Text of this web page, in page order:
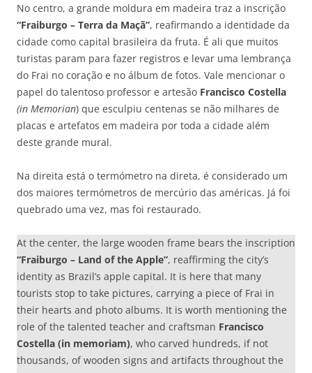
No centro, a grande moldura em madeira traz a inscrição
“Fraiburgo – Terra da Maçã”, reafirmando a identidade da
cidade como capital brasileira da fruta. É ali que muitos
turistas param para fazer registros e levar uma lembrança
do Frai no coração e no álbum de fotos. Vale mencionar o
papel do talentoso professor e artesão Francisco Costella
(in Memorian) que esculpiu centenas se não milhares de
placas e artefatos em madeira por toda a cidade além
deste grande mural.
Na direita está o termómetro na direta, é considerado um
dos maiores termómetros de mercúrio das américas. Já foi
quebrado uma vez, mas foi restaurado.
At the center, the large wooden frame bears the inscription
“Fraiburgo – Land of the Apple”, reaffirming the city’s
identity as Brazil’s apple capital. It is here that many
tourists stop to take pictures, carrying a piece of Frai in
their hearts and photo albums. It is worth mentioning the
role of the talented teacher and craftsman Francisco
Costella (in memoriam), who carved hundreds, if not
thousands, of wooden signs and artifacts throughout the